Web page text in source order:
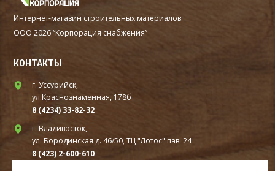
Интернет-магазин строительных материалов
ООО 2026 “Корпорация снабжения”
КОНТАКТЫ
г. Уссурийск,
ул.Краснознаменная, 178б
8 (4234) 33-82-32
г. Владивосток,
ул. Бородинская д. 46/50, ТЦ "Лотос" пав. 24
8 (423) 2-600-610